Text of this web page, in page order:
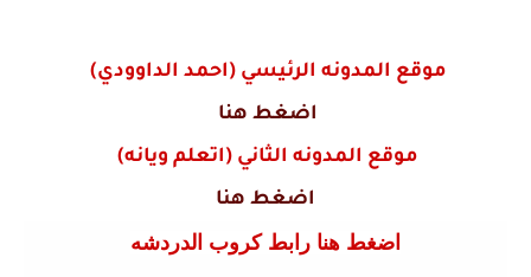
موقع المدونه الرئيسي (احمد الداوودي)
اضغط هنا
موقع المدونه الثاني (اتعلم ويانه)
اضغط هنا
اضغط هنا رابط كروب الدردشه